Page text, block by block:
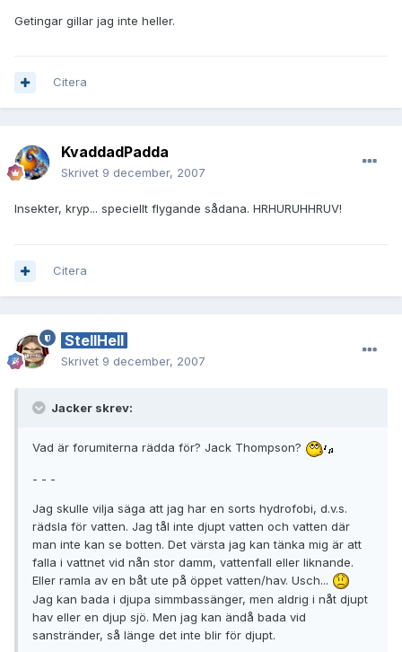
Getingar gillar jag inte heller.
Citera
KvaddadPadda
Skrivet 9 december, 2007
Insekter, kryp... speciellt flygande sådana. HRHURUHHRUV!
Citera
StellHell
Skrivet 9 december, 2007
Jacker skrev:
Vad är forumiterna rädda för? Jack Thompson?
- - -
Jag skulle vilja säga att jag har en sorts hydrofobi, d.v.s.
rädsla för vatten. Jag tål inte djupt vatten och vatten där
man inte kan se botten. Det värsta jag kan tänka mig är att
falla i vattnet vid nån stor damm, vattenfall eller liknande.
Eller ramla av en båt ute på öppet vatten/hav. Usch...
Jag kan bada i djupa simmbassänger, men aldrig i nåt djupt
hav eller en djup sjö. Men jag kan ändå bada vid
sanstränder, så länge det inte blir för djupt.